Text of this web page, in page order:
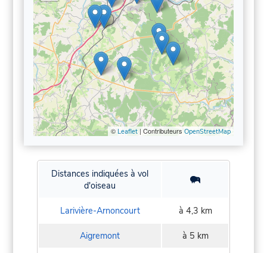
© Leaflet| Contributeurs OpenStreetMap
Distances indiquées à vol
d'oiseau
Larivière-Arnoncourt à 4,3 km
Aigremont à 5 km